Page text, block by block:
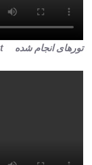
تورهای انجام شده The tours carried out